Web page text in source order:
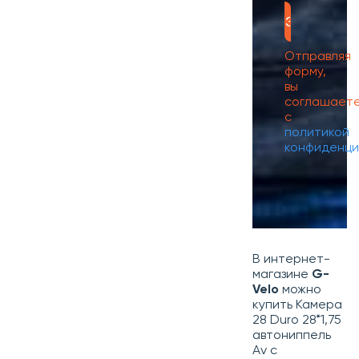
Отправляя
форму,
вы
с
политикой
В интернет-
магазине G-
Velo можно
купить Камера
28 Duro 28*1,75
автониппель
Av с